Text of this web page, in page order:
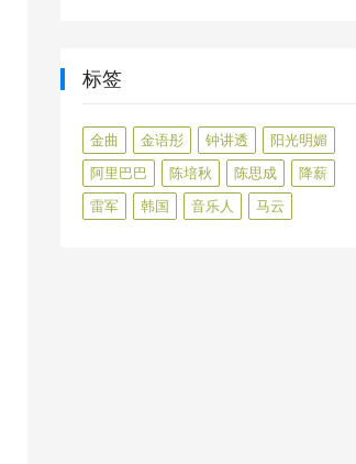
标签
金曲 金语彤 钟讲透
阳光明媚
阿里巴巴
陈培秋 陈思成
降薪
雷军
韩国 音乐人 马云